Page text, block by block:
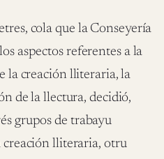
cola que la Conseyería
aspectos referentes a la
la creación lliteraria, la
de la llectura, decidió,
grupos de trabayu
creación lliteraria, otru